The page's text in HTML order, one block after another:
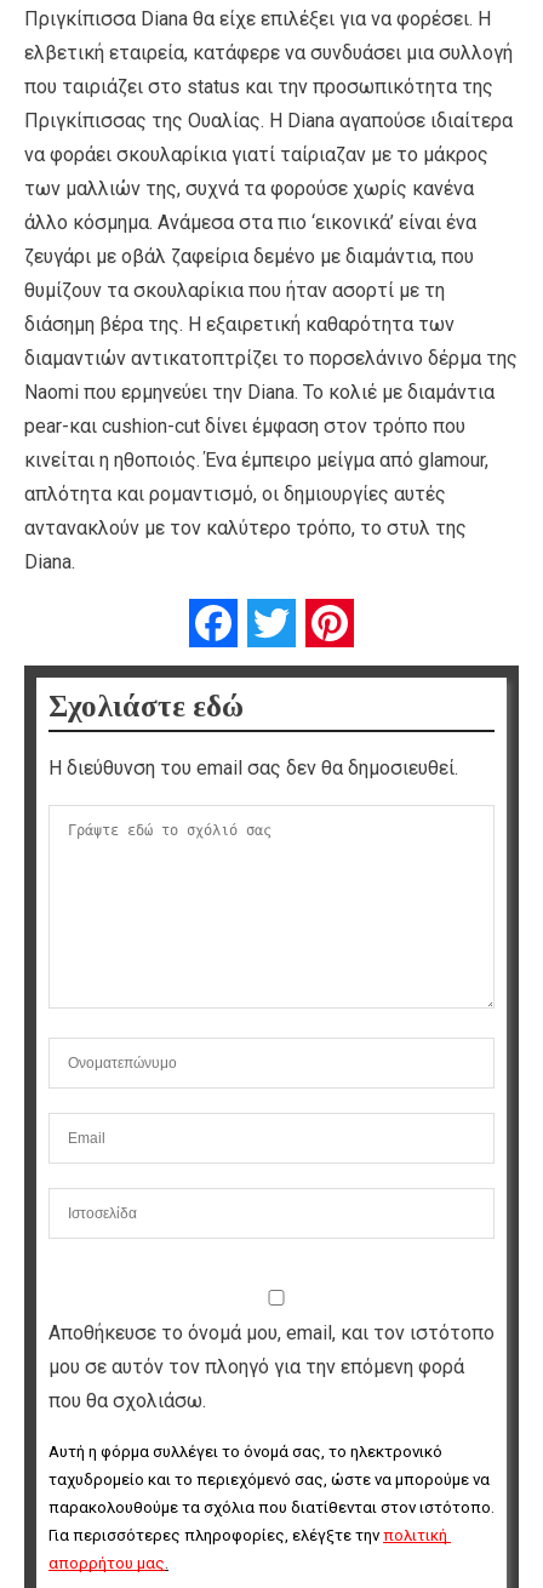
Πριγκίπισσα Diana θα είχε επιλέξει για να φορέσει. Η
ελβετική εταιρεία, κατάφερε να συνδυάσει μια συλλογή
που ταιριάζει στο status και την προσωπικότητα της
Πριγκίπισσας της Ουαλίας. Η Diana αγαπούσε ιδιαίτερα
να φοράει σκουλαρίκια γιατί ταίριαζαν με το μάκρος
των μαλλιών της, συχνά τα φορούσε χωρίς κανένα
άλλο κόσμημα. Ανάμεσα στα πιο ‘εικονικά’ είναι ένα
ζευγάρι με οβάλ ζαφείρια δεμένο με διαμάντια, που
θυμίζουν τα σκουλαρίκια που ήταν ασορτί με τη
διάσημη βέρα της. Η εξαιρετική καθαρότητα των
διαμαντιών αντικατοπτρίζει το πορσελάνινο δέρμα της
Naomi που ερμηνεύει την Diana. Το κολιέ με διαμάντια
pear-και cushion-cut δίνει έμφαση στον τρόπο που
κινείται η ηθοποιός. Ένα έμπειρο μείγμα από glamour,
απλότητα και ρομαντισμό, οι δημιουργίες αυτές
αντανακλούν με τον καλύτερο τρόπο, το στυλ της
Diana.
FacebookTwitter
Σχολιάστε εδώ
Η διεύθυνση του email σας δεν θα δημοσιευθεί.
Αποθήκευσε το όνομά μου, email, και τον ιστότοπο
μου σε αυτόν τον πλοηγό για την επόμενη φορά
που θα σχολιάσω.
Αυτή η φόρμα συλλέγει το όνομά σας, το ηλεκτρονικό
ταχυδρομείο και το περιεχόμενό σας, ώστε να μπορούμε να
παρακολουθούμε τα σχόλια που διατίθενται στον ιστότοπο.
Για περισσότερες πληροφορίες, ελέγξτε την πολιτική
απορρήτου μας